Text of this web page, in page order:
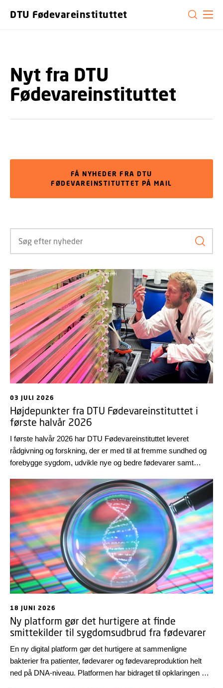
DTU Fødevareinstituttet
Nyt fra DTU
Fødevareinstituttet
FÅ NYHEDER FRA DTU
FØDEVAREINSTITUTTET PÅ MAIL
Søg
03 JULI 2026
Højdepunkter fra DTU Fødevareinstituttet i
første halvår 2026
I første halvår 2026 har DTU Fødevareinstituttet leveret
rådgivning og forskning, der er med til at fremme sundhed og
forebygge sygdom, udvikle nye og bedre fødevarer samt
verdensklasse. Med et tilbagekig på nogle højdepunkter fra de
første seks måneder ønskes alle en rigtig god sommer!
18 JUNI 2026
Ny platform gør det hurtigere at finde
smittekilder til sygdomsudbrud fra fødevarer
En ny digital platform gør det hurtigere at sammenligne
bakterier fra patienter, fødevarer og fødevareproduktion helt
ned på DNA-niveau. Platformen har bidraget til opklaringen af